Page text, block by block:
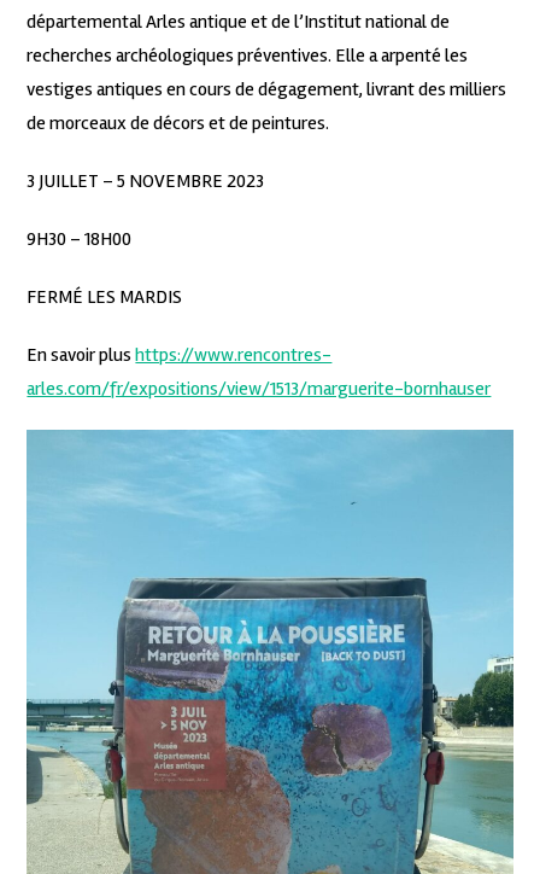
départemental Arles antique et de l’Institut national de
recherches archéologiques préventives. Elle a arpenté les
vestiges antiques en cours de dégagement, livrant des milliers
de morceaux de décors et de peintures.
3 JUILLET – 5 NOVEMBRE 2023
9H30 – 18H00
FERMÉ LES MARDIS
En savoir plushttps://www.rencontres-
arles.com/fr/expositions/view/1513/marguerite-bornhauser